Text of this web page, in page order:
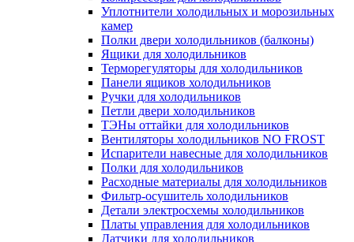
Уплотнители холодильных и морозильных
камер
Полки двери холодильников (балконы)
Ящики для холодильников
Терморегуляторы для холодильников
Панели ящиков холодильников
Ручки для холодильников
Петли двери холодильников
ТЭНы оттайки для холодильников
Вентиляторы холодильников NO FROST
Испарители навесные для холодильников
Полки для холодильников
Расходные материалы для холодильников
Фильтр-осушитель холодильников
Детали электросхемы холодильников
Платы управления для холодильников
Датчики для холодильников